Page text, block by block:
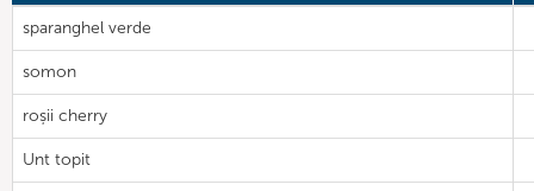
sparanghel verde
somon
roșii cherry
Unt topit